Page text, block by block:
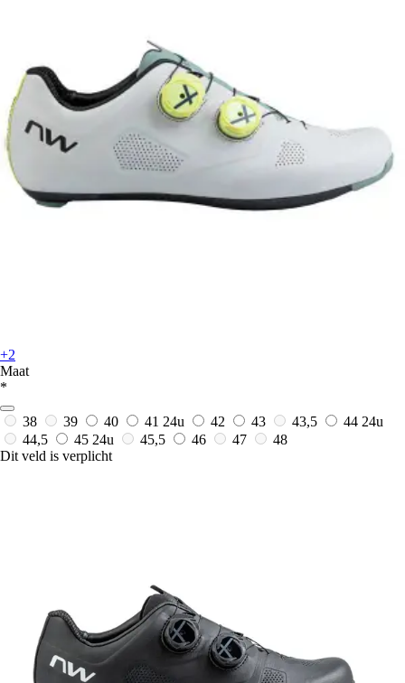
+2
Maat
*
38 39 40 41 24u 42 43 43,5 44 24u
44,5
45 24u 45,5 46 47
48
Dit veld is verplicht